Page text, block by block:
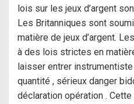
lois sur les jeux d’argent
Les Britanniques sont
matière de jeux d’argent.
à des lois strictes en
laisser entrer
quantité , sérieux danger
déclaration opération .